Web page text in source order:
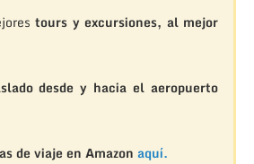
tours y excursiones, al mejor
desde y hacia el aeropuerto
de viaje en Amazon aquí.